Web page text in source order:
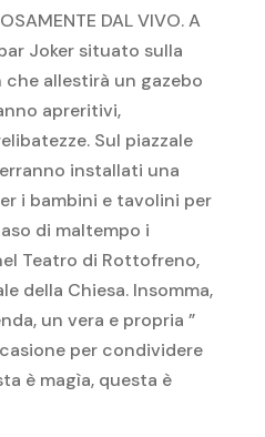
DAL VIVO. A
Joker situato sulla
che allestirà un gazebo
apreritivi,
Sul piazzale
installati una
i bambini e tavolini per
di maltempo i
Teatro di Rottofreno,
della Chiesa. Insomma,
un vera e propria ”
per condividere
è magìa, questa è